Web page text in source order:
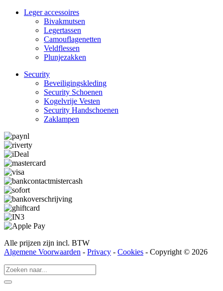
Leger accessoires
Bivakmutsen
Legertassen
Camouflage­­netten
Veldflessen
Plunjezakken
Security
Beveiligings­­kleding
Security Schoenen
Kogelvrije Vesten
Security Hand­­schoenen
Zaklampen
Alle prijzen zijn incl. BTW
Algemene Voorwaarden - Privacy - Cookies - Copyright © 2026